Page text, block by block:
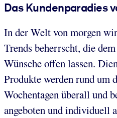
Das Kundenparadies
In der Welt von morgen
Trends beherrscht, die
Wünsche offen lassen.
Produkte werden rund um
Wochentagen überall und
angeboten und individuell